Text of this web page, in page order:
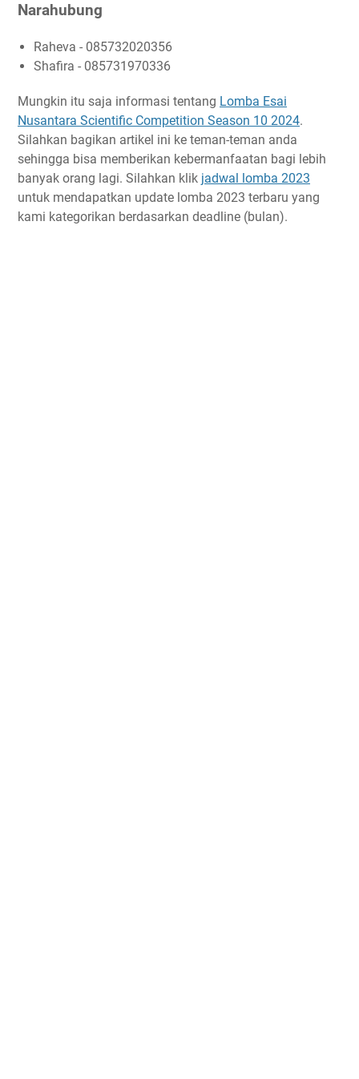
Narahubung
Raheva - 085732020356
Shafira - 085731970336
Mungkin itu saja informasi tentang Lomba Esai
Nusantara Scientific Competition Season 10 2024.
Silahkan bagikan artikel ini ke teman-teman anda
sehingga bisa memberikan kebermanfaatan bagi lebih
banyak orang lagi. Silahkan klik jadwal lomba 2023
untuk mendapatkan update lomba 2023 terbaru yang
kami kategorikan berdasarkan deadline (bulan).